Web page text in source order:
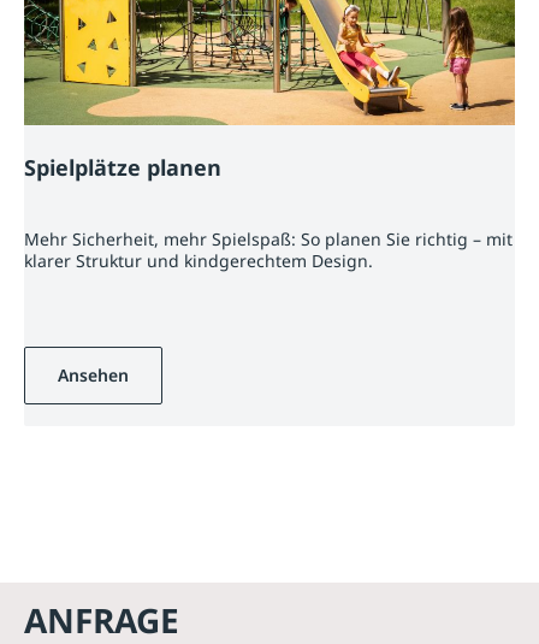
Spielplätze planen
Mehr Sicherheit, mehr Spielspaß: So planen Sie richtig – mit
klarer Struktur und kindgerechtem Design.
Ansehen
ANFRAGE